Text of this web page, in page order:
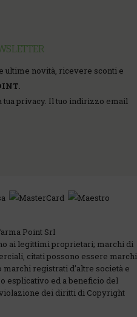
ultime novità, ricevere sconti e
.
privacy. Il tuo indirizzo email
Point Srl
ai legittimi proprietari; marchi di
citati possono essere marchi
registrati d’altre società e
esplicativo ed a beneficio del
dei diritti di Copyright